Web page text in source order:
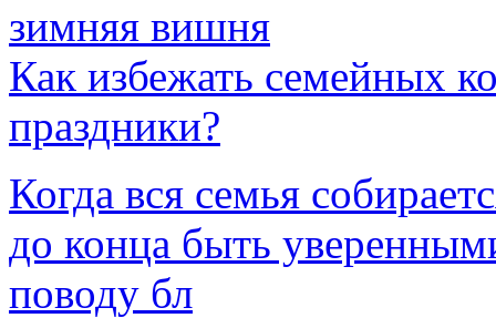
зимняя вишня
Как избежать семейных
праздники?
Когда вся семья
до конца быть
поводу бл